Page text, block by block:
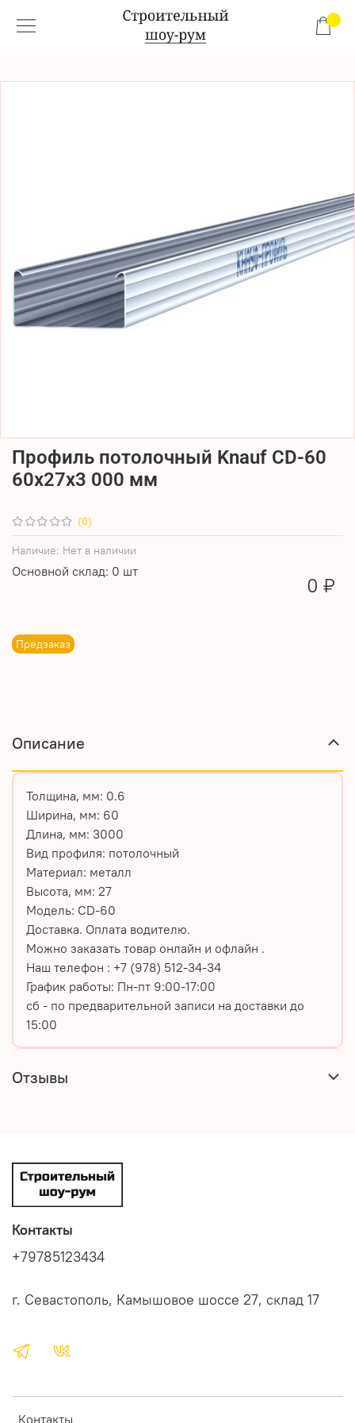
(0)
Наличие: Нет в наличии
Основной склад: 0 шт
Предзаказ
Профиль потолочный Knauf CD-60
60х27х3 000 мм
0 ₽
Описание
Толщина, мм: 0.6
Ширина, мм: 60
Длина, мм: 3000
Вид профиля: потолочный
Материал: металл
Высота, мм: 27
Модель: CD-60
Доставка. Оплата водителю.
Можно заказать товар онлайн и офлайн .
Наш телефон : +7 (978) 512-34-34
График работы: Пн-пт 9:00-17:00
сб - по предварительной записи на доставки до
15:00
Отзывы
Контакты
Контакты
+79785123434
г. Севастополь, Камышовое шоссе 27, склад 17